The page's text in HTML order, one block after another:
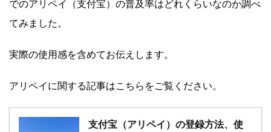
でのアリペイ（支付宝）の普及率はどれくらいなのか調べ
てみました。
実際の使用感を含めてお伝えします。
アリペイに関する記事はこちらをご覧ください。
支付宝（アリペイ）の登録方法、使